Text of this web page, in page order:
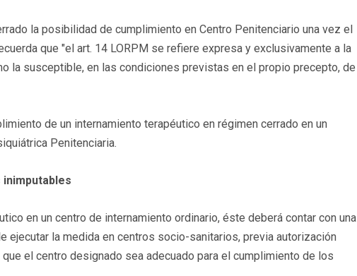
la posibilidad de cumplimiento en Centro Penitenciario una vez el
que "el art. 14 LORPM se refiere expresa y exclusivamente a la
la susceptible, en las condiciones previstas en el propio precepto, de
de un internamiento terapéutico en régimen cerrado en un
Penitenciaria.
en un centro de internamiento ordinario, éste deberá contar con una
ejecutar la medida en centros socio-sanitarios, previa autorización
el centro designado sea adecuado para el cumplimiento de los